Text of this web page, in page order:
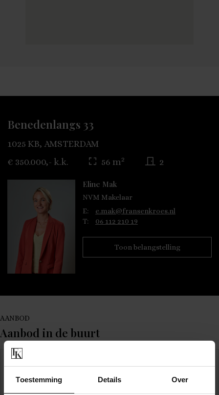
Toestemming Details Over
Benedenlangs 33
1025 KB, AMSTERDAM
€ 350.000,- k.k.
56 m2 2
Eline Mak
NVM Makelaar
E:
e.mak@fransenkroes.nl
T:
06 112 210 19
Toon belangstelling
AANBOD
Aanbod in de buurt
VERKOCHT